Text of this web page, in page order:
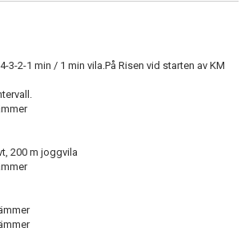
3-2-1 min / 1 min vila.På Risen vid starten av KM
200 m joggvila